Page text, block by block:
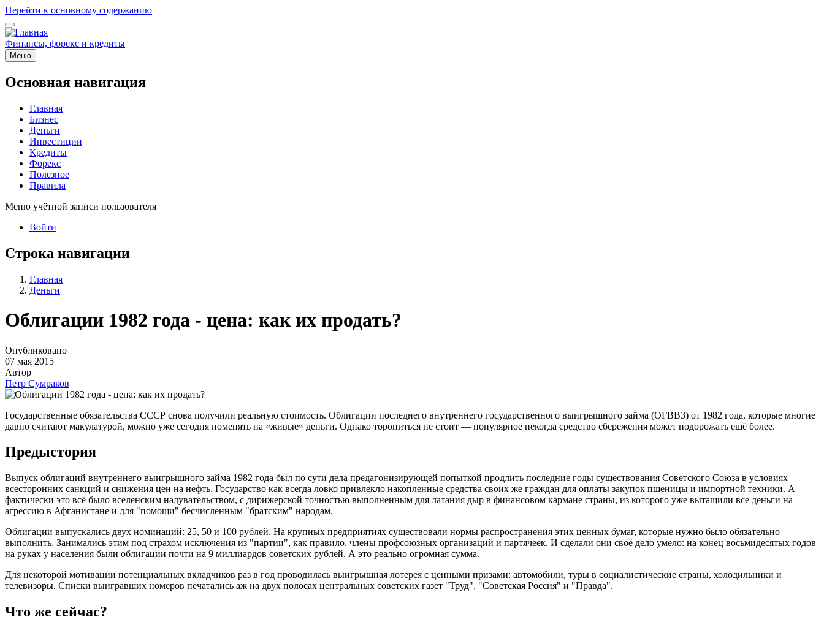
Перейти к основному содержанию
Финансы, форекс и кредиты
Меню
Основная навигация
Главная
Бизнес
Деньги
Инвестиции
Кредиты
Форекс
Полезное
Правила
Меню учётной записи пользователя
Войти
Строка навигации
Главная
Деньги
Облигации 1982 года - цена: как их продать?
Опубликовано
07 мая 2015
Автор
Петр Сумраков
Государственные обязательства СССР снова получили реальную стоимость. Облигации последнего внутреннего государственного выигрышного займа (ОГВВЗ) от 1982 года, которые многие
давно считают макулатурой, можно уже сегодня поменять на «живые» деньги. Однако торопиться не стоит — популярное некогда средство сбережения может подорожать ещё более.
Предыстория
Выпуск облигаций внутреннего выигрышного займа 1982 года был по сути дела предагонизирующей попыткой продлить последние годы существования Советского Союза в условиях
всесторонних санкций и снижения цен на нефть. Государство как всегда ловко привлекло накопленные средства своих же граждан для оплаты закупок пшеницы и импортной техники. А
фактически это всё было вселенским надувательством, с дирижерской точностью выполненным для латания дыр в финансовом кармане страны, из которого уже вытащили все деньги на
агрессию в Афганистане и для "помощи" бесчисленным "братским" народам.
Облигации выпускались двух номинаций: 25, 50 и 100 рублей. На крупных предприятиях существовали нормы распространения этих ценных бумаг, которые нужно было обязательно
выполнить. Занимались этим под страхом исключения из "партии", как правило, члены профсоюзных организаций и партячеек. И сделали они своё дело умело: на конец восьмидесятых годов
на руках у населения были облигации почти на 9 миллиардов советских рублей. А это реально огромная сумма.
Для некоторой мотивации потенциальных вкладчиков раз в год проводилась выигрышная лотерея с ценными призами: автомобили, туры в социалистические страны, холодильники и
телевизоры. Списки выигравших номеров печатались аж на двух полосах центральных советских газет "Труд", "Советская Россия" и "Правда".
Что же сейчас?